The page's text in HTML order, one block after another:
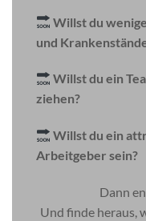
Willst du
und
Willst du ein
ziehen?
Willst du ein
Arbeitgeber sein?
Dann
Und finde heraus,